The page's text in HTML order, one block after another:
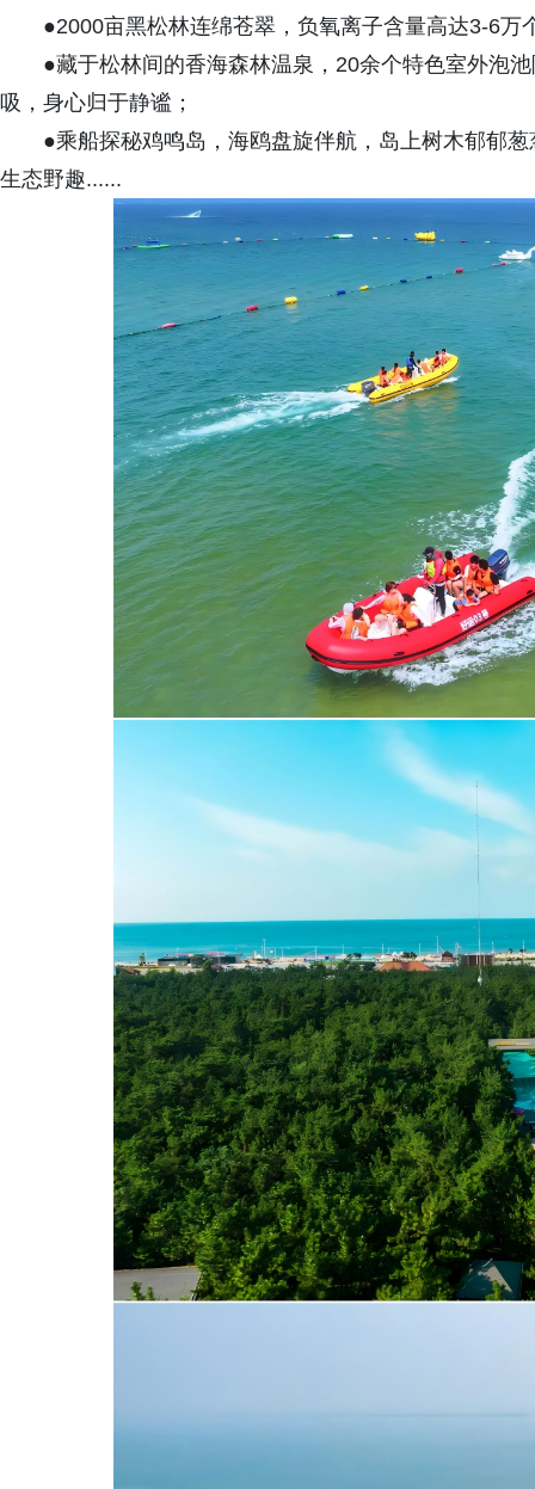
●2000亩黑松林连绵苍翠，负氧离子含量高达3-6万
●藏于松林间的香海森林温泉，20余个特色室外泡
吸，身心归于静谧；
●乘船探秘鸡鸣岛，海鸥盘旋伴航，岛上树木郁郁
生态野趣......